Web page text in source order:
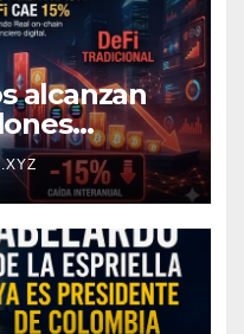
alcanzan
15%